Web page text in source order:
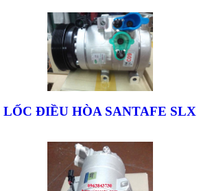
LỐC ĐIỀU HÒA SANTAFE SLX